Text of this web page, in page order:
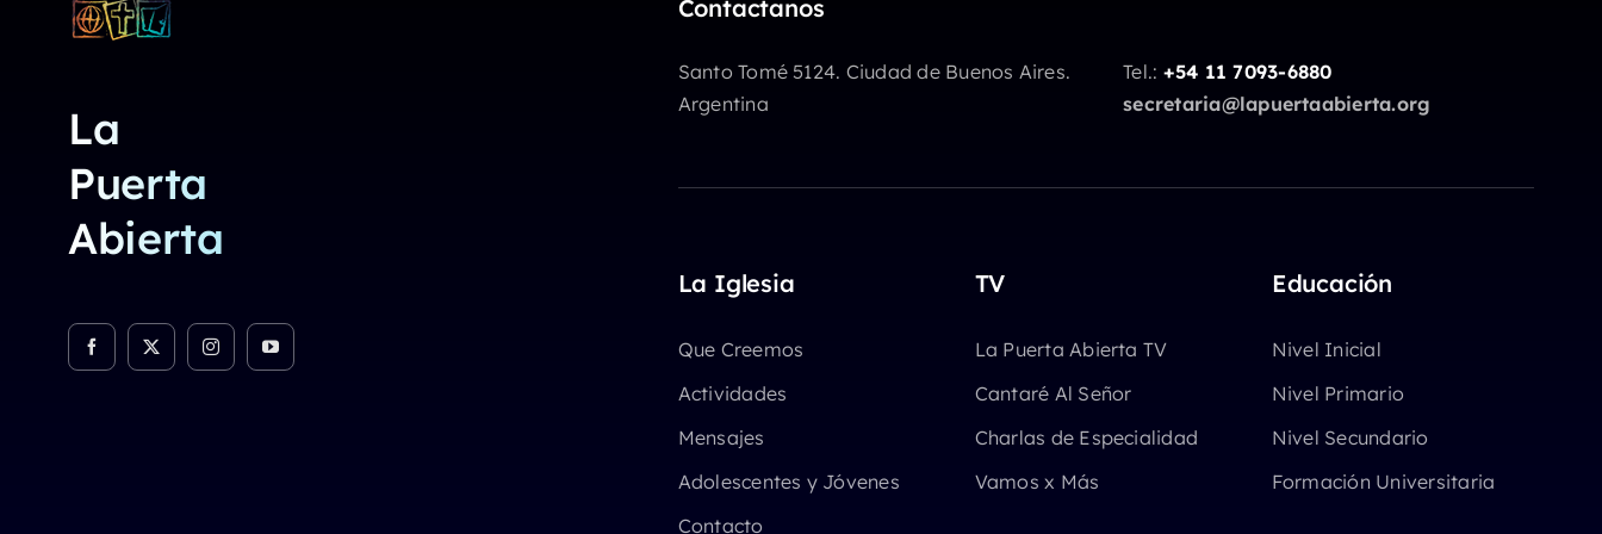
La
Puerta
Abierta
Contactanos
Santo Tomé 5124. Ciudad de Buenos Aires.
Argentina
Tel.: +54 11 7093-6880
secretaria@lapuertaabierta.org
La Iglesia
Que Creemos
Actividades
Mensajes
Adolescentes y Jóvenes
Contacto
TV
La Puerta Abierta TV
Cantaré Al Señor
Charlas de Especialidad
Vamos x Más
Educación
Nivel Inicial
Nivel Primario
Nivel Secundario
Formación Universitaria